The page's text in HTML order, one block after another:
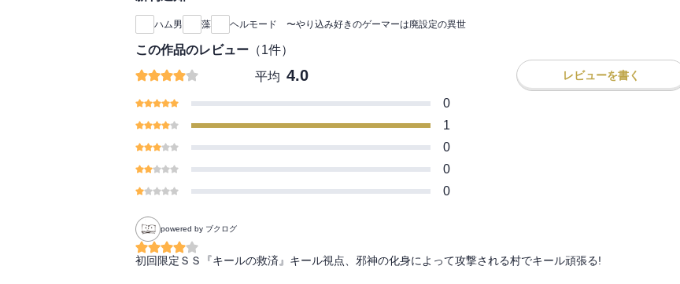
レンたち。
精霊神と対峙する廃ゲーマーの選択は・・・・・・。
神からの期限付きクエストを攻略せよ！
ハム男 藻 ヘルモード 〜やり込み好きのゲーマーは廃設定の異世
この作品のレビュー （1件）
平均 4.0 レビューを書く
0
1
0
0
0
powered by ブクログ
初回限定ＳＳ『キールの救済』キール視点、邪神の化身によって攻撃される村でキール頑張る!